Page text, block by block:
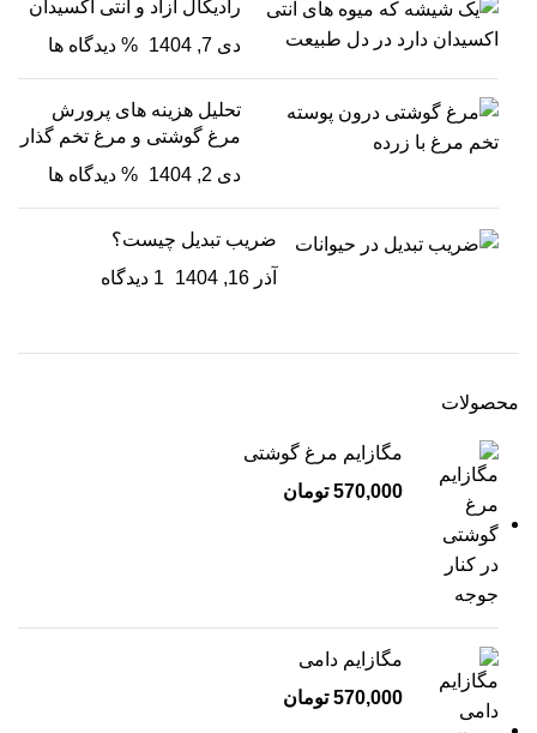
رادیکال آزاد و آنتی اکسیدان
دی 7, 1404
% دیدگاه ها
تحلیل هزینه های پرورش
مرغ گوشتی و مرغ تخم گذار
دی 2, 1404
% دیدگاه ها
ضریب تبدیل چیست؟
آذر 16, 1404
1 دیدگاه
محصولات
مگازایم مرغ گوشتی
570,000 تومان
مگازایم دامی
570,000 تومان